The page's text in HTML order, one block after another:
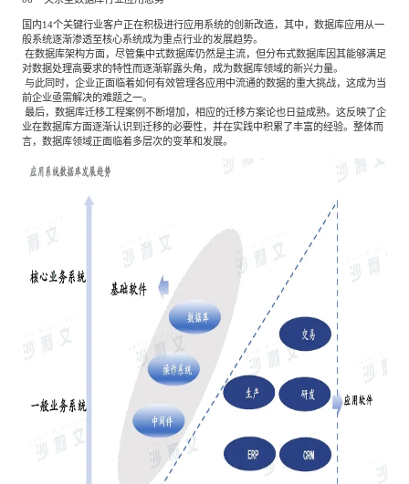
国内14个关键行业客户正在积极进行应用系统的创新改造，其中，数据库应用从一
般系统逐渐渗透至核心系统成为重点行业的发展趋势。
在数据库架构方面，尽管集中式数据库仍然是主流，但分布式数据库因其能够满足
对数据处理高要求的特性而逐渐崭露头角，成为数据库领域的新兴力量。
与此同时，企业正面临着如何有效管理各应用中流通的数据的重大挑战，这成为当
前企业亟需解决的难题之一。
最后，数据库迁移工程案例不断增加，相应的迁移方案论也日益成熟。这反映了企
业在数据库方面逐渐认识到迁移的必要性，并在实践中积累了丰富的经验。整体而
言，数据库领域正面临着多层次的变革和发展。